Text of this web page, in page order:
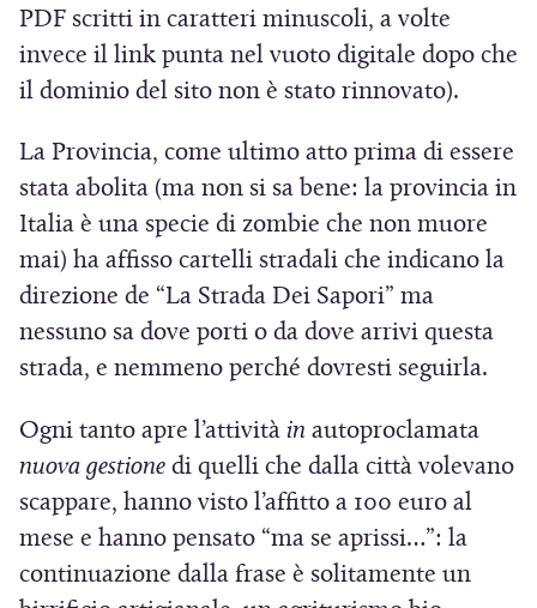
PDF scritti in caratteri minuscoli, a volte
invece il link punta nel vuoto digitale dopo che
il dominio del sito non è stato rinnovato).
La Provincia, come ultimo atto prima di essere
stata abolita (ma non si sa bene: la provincia in
Italia è una specie di zombie che non muore
mai) ha affisso cartelli stradali che indicano la
direzione de “La Strada Dei Sapori” ma
nessuno sa dove porti o da dove arrivi questa
strada, e nemmeno perché dovresti seguirla.
Ogni tanto apre l’attività in autoproclamata
nuova gestione di quelli che dalla città volevano
scappare, hanno visto l’affitto a 100 euro al
mese e hanno pensato “ma se aprissi…”: la
continuazione dalla frase è solitamente un